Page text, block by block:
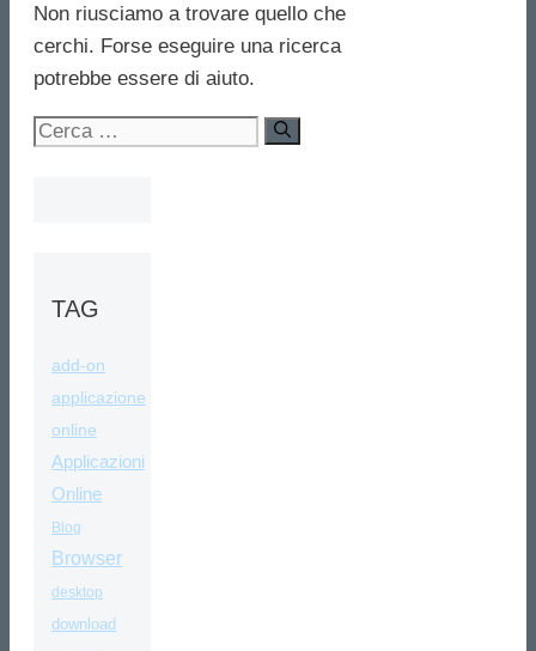
Non riusciamo a trovare quello che
cerchi. Forse eseguire una ricerca
potrebbe essere di aiuto.
Ricerca
TAG
add-on
applicazione
online
Applicazioni
Online
Blog
Browser
desktop
download